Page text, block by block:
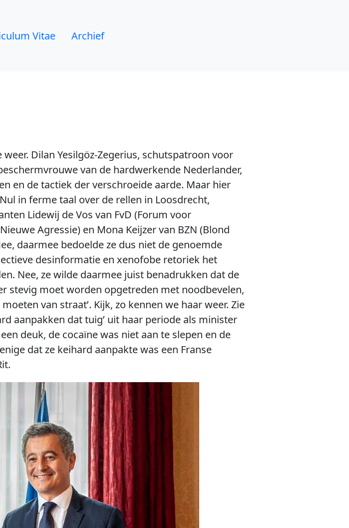
Vitae Archief
weer. Dilan Yesilgöz-Zegerius, schutspatroon voor
van de hardwerkende Nederlander,
en de tactiek der verschroeide aarde. Maar hier
in ferme taal over de rellen in Loosdrecht,
Lidewij de Vos van FvD (Forum voor
Agressie) en Mona Keijzer van BZN (Blond
daarmee bedoelde ze dus niet de genoemde
desinformatie en xenofobe retoriek het
Nee, ze wilde daarmee juist benadrukken dat de
stevig moet worden opgetreden met noodbevelen,
van straat’. Kijk, zo kennen we haar weer. Zie
aanpakken dat tuig’ uit haar periode als minister
deuk, de cocaïne was niet aan te slepen en de
dat ze keihard aanpakte was een Franse